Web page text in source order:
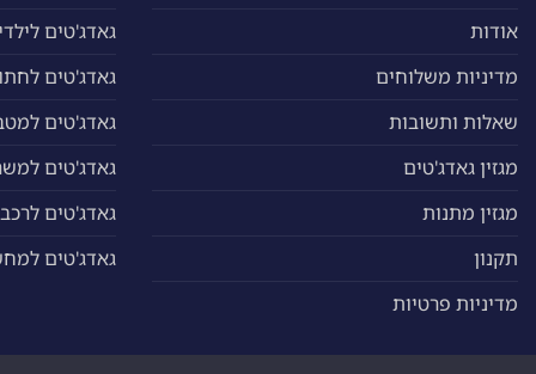
אודות
מדיניות משלוחים
שאלות ותשובות
מגזין גאדג'טים
מגזין מתנות
תקנון
מדיניות פרטיות
גאדג'טים
גאדג'טים
גאדג'טים
גאדג'טים
גאדג'טים לרכב
גאדג'טים